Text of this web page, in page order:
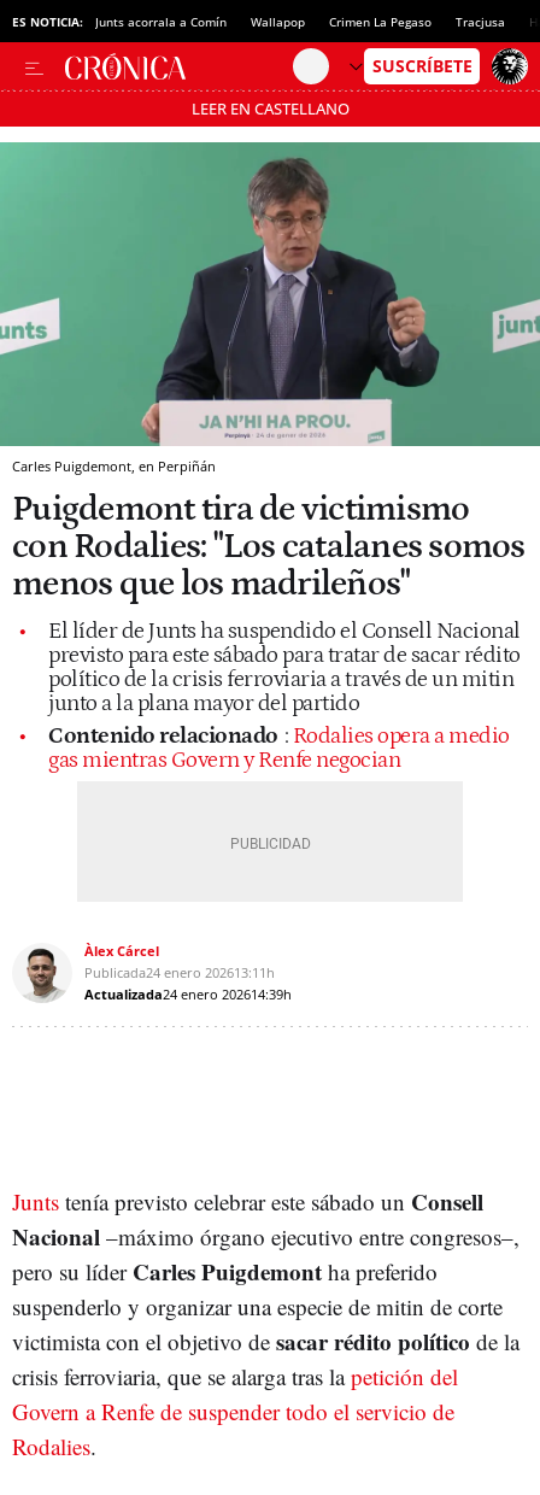
ES NOTICIA: Junts acorrala a Comín Wallapop Crimen La Pegaso Tracjusa
LEER EN CASTELLANO
Pásate al MODO AHORRO
Carles Puigdemont, en Perpiñán
Puigdemont tira de victimismo
con Rodalies: "Los catalanes somos
menos que los madrileños"
El líder de Junts ha suspendido el Consell Nacional
previsto para este sábado para tratar de sacar rédito
político de la crisis ferroviaria a través de un mitin
junto a la plana mayor del partido
Contenido relacionado : Rodalies opera a medio
gas mientras Govern y Renfe negocian
Àlex Cárcel
Publicada24 enero 202613:11h
Actualizada24 enero 202614:39h
Junts tenía previsto celebrar este sábado un Consell
Nacional –máximo órgano ejecutivo entre congresos–,
pero su líder Carles Puigdemont ha preferido
suspenderlo y organizar una especie de mitin de corte
victimista con el objetivo de sacar rédito político de la
crisis ferroviaria, que se alarga tras lapetición del
Govern a Renfe de suspender todo el servicio de
Rodalies.